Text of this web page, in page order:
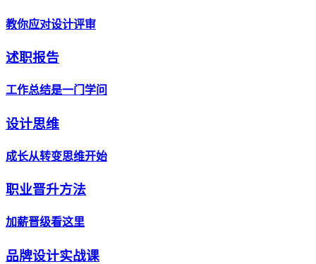
教你应对设计评审
述职报告
工作总结是一门学问
设计思维
成长从转变思维开始
职业晋升方法
加薪晋级看这里
品牌设计实战课